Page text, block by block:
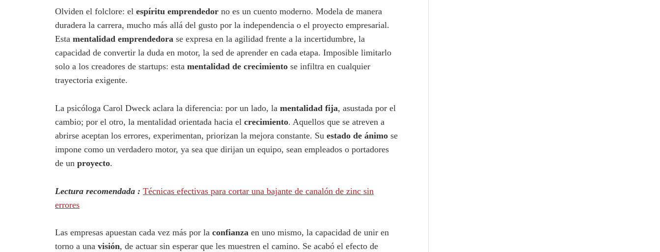
Olviden el folclore: el espíritu emprendedor no es un cuento moderno. Modela de manera
duradera la carrera, mucho más allá del gusto por la independencia o el proyecto empresarial.
Esta mentalidad emprendedora se expresa en la agilidad frente a la incertidumbre, la
capacidad de convertir la duda en motor, la sed de aprender en cada etapa. Imposible limitarlo
solo a los creadores de startups: esta mentalidad de crecimiento se infiltra en cualquier
trayectoria exigente.
La psicóloga Carol Dweck aclara la diferencia: por un lado, la mentalidad fija, asustada por el
cambio; por el otro, la mentalidad orientada hacia el crecimiento. Aquellos que se atreven a
abrirse aceptan los errores, experimentan, priorizan la mejora constante. Su estado de ánimo se
impone como un verdadero motor, ya sea que dirijan un equipo, sean empleados o portadores
de un proyecto.
Lectura recomendada : Técnicas efectivas para cortar una bajante de canalón de zinc sin
errores
Las empresas apuestan cada vez más por la confianza en uno mismo, la capacidad de unir en
torno a una visión, de actuar sin esperar que les muestren el camino. Se acabó el efecto de